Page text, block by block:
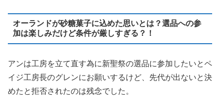
オーランドが砂糖菓子に込めた思いとは？選品への参
加は楽しみだけど条件が厳しすぎる？！
アンは工房を立て直す為に新聖祭の選品に参加したいとペ
イジ工房長のグレンにお願いするけど、先代が出ないと決
めたと拒否されたのは残念でした。